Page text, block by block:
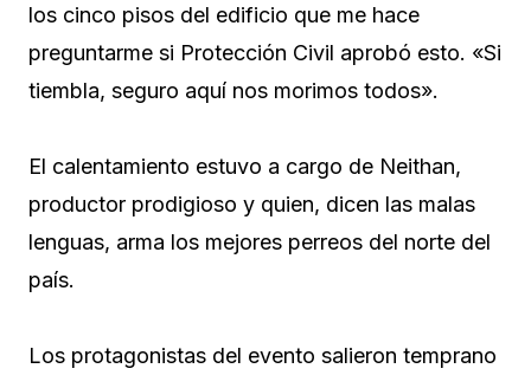
los cinco pisos del edificio que me hace
preguntarme si Protección Civil aprobó esto. «Si
tiembla, seguro aquí nos morimos todos».
El calentamiento estuvo a cargo de Neithan,
productor prodigioso y quien, dicen las malas
lenguas, arma los mejores perreos del norte del
país.
Los protagonistas del evento salieron temprano